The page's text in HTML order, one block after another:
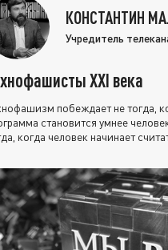
КОНСТАНТИН
Учредитель
XXI века
побеждает не тогда,
становится умнее
когда человек начинает